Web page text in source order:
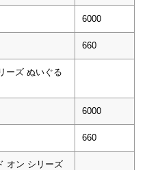
6000
660
ーズ ぬいぐる
6000
660
オン シリーズ